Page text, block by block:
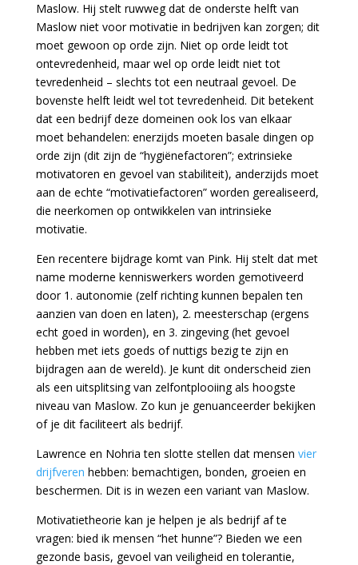
Maslow. Hij stelt ruwweg dat de onderste helft van
Maslow niet voor motivatie in bedrijven kan zorgen; dit
moet gewoon op orde zijn. Niet op orde leidt tot
ontevredenheid, maar wel op orde leidt niet tot
tevredenheid – slechts tot een neutraal gevoel. De
bovenste helft leidt wel tot tevredenheid. Dit betekent
dat een bedrijf deze domeinen ook los van elkaar
moet behandelen: enerzijds moeten basale dingen op
orde zijn (dit zijn de “hygiënefactoren”; extrinsieke
motivatoren en gevoel van stabiliteit), anderzijds moet
aan de echte “motivatiefactoren” worden gerealiseerd,
die neerkomen op ontwikkelen van intrinsieke
motivatie.
Een recentere bijdrage komt van Pink. Hij stelt dat met
name moderne kenniswerkers worden gemotiveerd
door 1. autonomie (zelf richting kunnen bepalen ten
aanzien van doen en laten), 2. meesterschap (ergens
echt goed in worden), en 3. zingeving (het gevoel
hebben met iets goeds of nuttigs bezig te zijn en
bijdragen aan de wereld). Je kunt dit onderscheid zien
als een uitsplitsing van zelfontplooiing als hoogste
niveau van Maslow. Zo kun je genuanceerder bekijken
of je dit faciliteert als bedrijf.
Lawrence en Nohria ten slotte stellen dat mensen vier
drijfveren hebben: bemachtigen, bonden, groeien en
beschermen. Dit is in wezen een variant van Maslow.
Motivatietheorie kan je helpen je als bedrijf af te
vragen: bied ik mensen “het hunne”? Bieden we een
gezonde basis, gevoel van veiligheid en tolerantie,